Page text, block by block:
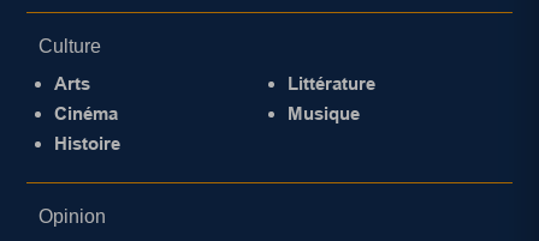
Culture
Arts
Cinéma
Histoire
Littérature
Musique
Opinion